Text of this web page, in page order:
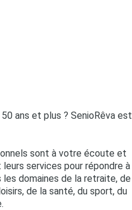
ans et plus ? SenioRêva est
sont à votre écoute et
services pour répondre à
domaines de la retraite, de
de la santé, du sport, du